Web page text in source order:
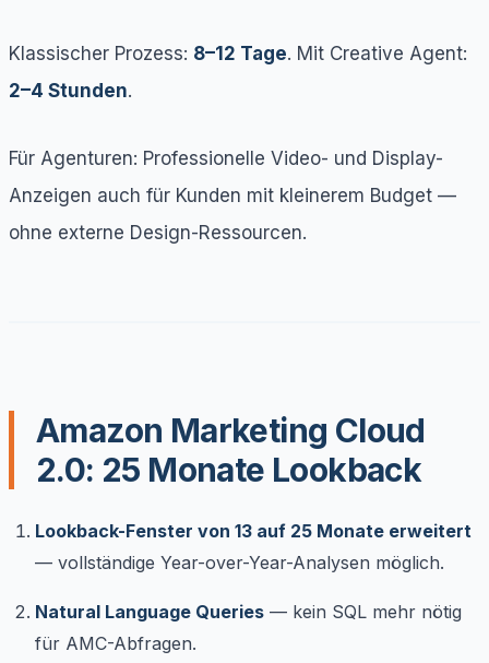
Klassischer Prozess: 8–12 Tage. Mit Creative Agent:
2–4 Stunden.
Für Agenturen: Professionelle Video- und Display-
Anzeigen auch für Kunden mit kleinerem Budget —
ohne externe Design-Ressourcen.
Amazon Marketing Cloud
2.0: 25 Monate Lookback
Lookback-Fenster von 13 auf 25 Monate erweitert
— vollständige Year-over-Year-Analysen möglich.
Natural Language Queries — kein SQL mehr nötig
für AMC-Abfragen.